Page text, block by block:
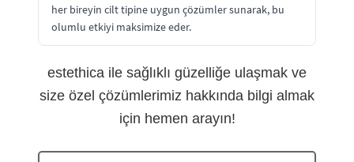
her bireyin cilt tipine uygun çözümler sunarak, bu
olumlu etkiyi maksimize eder.
estethica ile sağlıklı güzelliğe ulaşmak ve
size özel çözümlerimiz hakkında bilgi almak
için hemen arayın!